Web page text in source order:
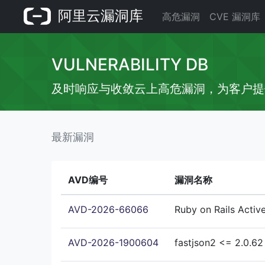
阿里云漏洞库 高危漏洞 CVE 漏洞库
VULNERABILITY DB
及时响应与收敛云上高危漏洞，为客户
最新漏洞
AVD编号 漏洞名称
AVD-2026-66066 Ruby on Rails
AVD-2026-1900604 fastjson2 <= 2.0.62